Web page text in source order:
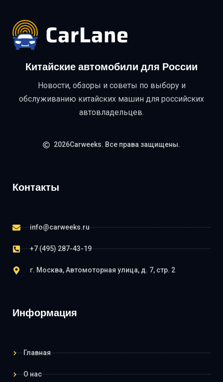
Китайские автомобили для России
Новости, обзоры и советы по выбору и
обслуживанию китайских машин для российских
автовладельцев.
2026Carweeks. Все права защищены.
Контакты
info@carweeks.ru
+7 (495) 287-43-19
г. Москва, Автомоторная улица, д. 7, стр. 2
Информация
Главная
О нас